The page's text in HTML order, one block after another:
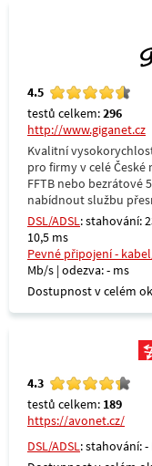
4.5
testů celkem:296
http://www.giganet.cz
Kvalitní
pro firmy v celé České
FFTB nebo bezrátové
nabídnout službu
DSL/ADSL: stahování:
10,5 ms
Pevné připojení -
Mb/s | odezva: - ms
Dostupnost v celém
4.3
testů celkem: 189
https://avonet.cz/
DSL/ADSL: stahování: